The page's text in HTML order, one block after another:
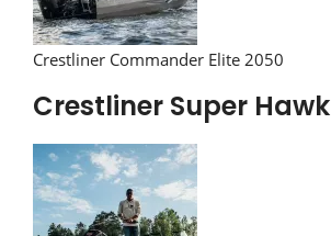
Crestliner Commander Elite 2050
Crestliner Super Hawk